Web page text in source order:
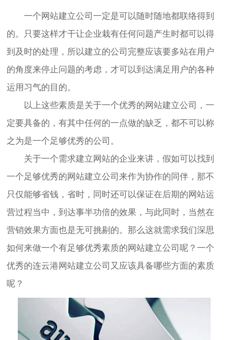
一个网站建立公司一定是可以随时随地都联络得到
的。只要这样才干让企业栽有任何问题产生时都可以得
到及时的处理，所以建立的公司完整应该要多站在用户
的角度来停止问题的考虑，才可以到达满足用户的各种
运用习气的目的。
以上这些素质是关于一个优秀的网站建立公司，一
定要具备的，有其中任何的一点做的缺乏，都不可以称
之为是一个足够优秀的公司。
关于一个需求建立网站的企业来讲，假如可以找到
一个足够优秀的网站建立公司来作为协作的同伴，那不
只仅能够省钱，省时，同时还可以保证在后期的网站运
营过程当中，到达事半功倍的效果，与此同时，当然在
营销效果方面也是无可挑剔的。那么这就需求我们深思
如何来做一个有足够优秀素质的网站建立公司呢？一个
优秀的连云港网站建立公司又应该具备哪些方面的素质
呢？